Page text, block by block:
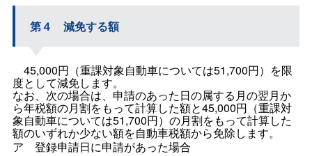
第４ 減免する額
45,000円（重課対象自動車については51,700円）を限
度として減免します。
なお、次の場合は、申請のあった日の属する月の翌月か
ら年税額の月割をもって計算した額と45,000円（重課対
象自動車については51,700円）の月割をもって計算した
額のいずれか少ない額を自動車税額から免除します。
ア 登録申請日に申請があった場合